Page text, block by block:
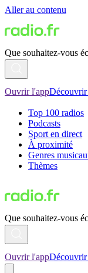
Aller au contenu
Que souhaitez-vous
Ouvrir l'app
Top 100 radios
Podcasts
Sport en direct
À proximité
Genres
Thèmes
Que souhaitez-vous
Ouvrir l'app